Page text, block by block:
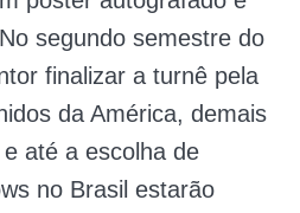
segundo semestre do
finalizar a turnê pela
da América, demais
até a escolha de
no Brasil estarão